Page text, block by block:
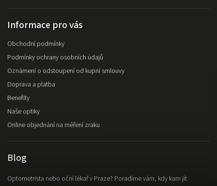
Informace pro vás
Obchodní podmínky
Podmínky ochrany osobních údajů
Oznámení o odstoupení od kupní smlouvy
Doprava a platba
Benefity
Naše optiky
Online objednání na měření zraku
Blog
Optometrista nebo oční lékař v Praze? Poradíme vám, kdy kam jít